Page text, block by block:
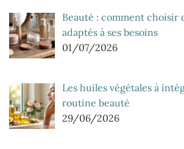
Beauté : comment choisir
adaptés à ses besoins
01/07/2026
Les huiles végétales à
routine beauté
29/06/2026